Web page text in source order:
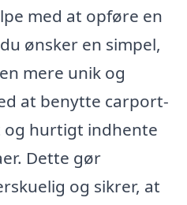
med at opføre en
ønsker en simpel,
mere unik og
at benytte carport-
og hurtigt indhente
Dette gør
og sikrer, at